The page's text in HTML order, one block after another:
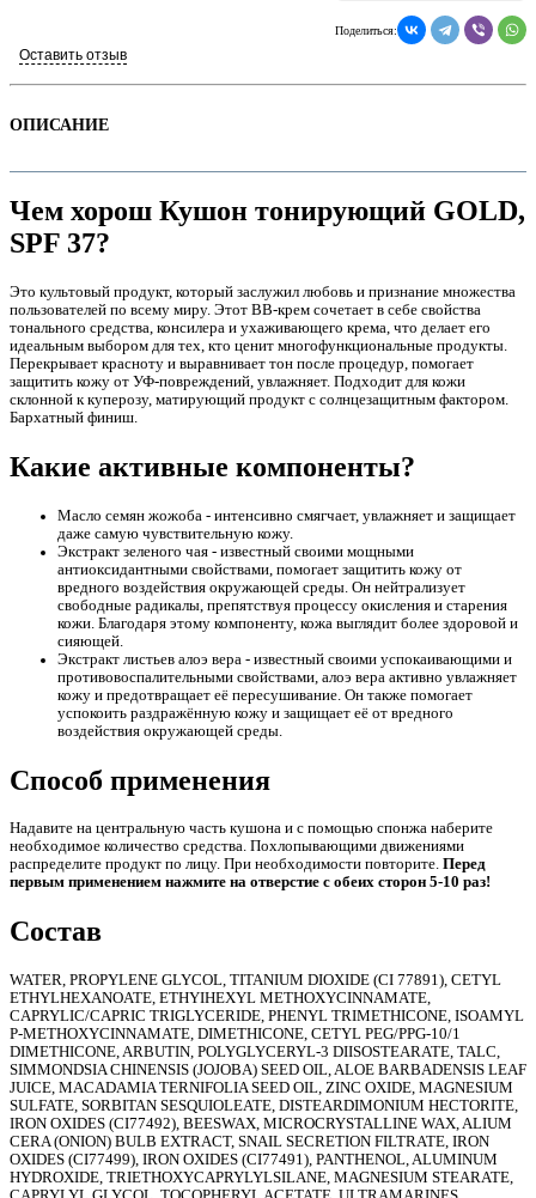
Оставить отзыв
Поделиться:
ОПИСАНИЕ
Чем хорош Кушон тонирующий GOLD,
SPF 37?
Это культовый продукт, который заслужил любовь и признание множества
пользователей по всему миру. Этот BB-крем сочетает в себе свойства
тонального средства, консилера и ухаживающего крема, что делает его
идеальным выбором для тех, кто ценит многофункциональные продукты.
Перекрывает красноту и выравнивает тон после процедур, помогает
защитить кожу от УФ-повреждений, увлажняет. Подходит для кожи
склонной к куперозу, матирующий продукт с солнцезащитным фактором.
Бархатный финиш.
Какие активные компоненты?
Масло семян жожоба - интенсивно смягчает, увлажняет и защищает
даже самую чувствительную кожу.
Экстракт зеленого чая - известный своими мощными
антиоксидантными свойствами, помогает защитить кожу от
вредного воздействия окружающей среды. Он нейтрализует
свободные радикалы, препятствуя процессу окисления и старения
кожи. Благодаря этому компоненту, кожа выглядит более здоровой и
сияющей.
Экстракт листьев алоэ вера - известный своими успокаивающими и
противовоспалительными свойствами, алоэ вера активно увлажняет
кожу и предотвращает её пересушивание. Он также помогает
успокоить раздражённую кожу и защищает её от вредного
воздействия окружающей среды.
Способ применения
Надавите на центральную часть кушона и с помощью спонжа наберите
необходимое количество средства. Похлопывающими движениями
распределите продукт по лицу. При необходимости повторите. Перед
первым применением нажмите на отверстие с обеих сторон 5-10 раз!
Состав
WATER, PROPYLENE GLYCOL, TITANIUM DIOXIDE (CI 77891), CETYL
ETHYLHEXANOATE, ETHYIHEXYL METHOXYCINNAMATE,
CAPRYLIC/CAPRIC TRIGLYCERIDE, PHENYL TRIMETHICONE, ISOAMYL
P-METHOXYCINNAMATE, DIMETHICONE, CETYL PEG/PPG-10/1
DIMETHICONE, ARBUTIN, POLYGLYCERYL-3 DIISOSTEARATE, TALC,
SIMMONDSIA CHINENSIS (JOJOBA) SEED OIL, ALOE BARBADENSIS LEAF
JUICE, MACADAMIA TERNIFOLIA SEED OIL, ZINC OXIDE, MAGNESIUM
SULFATE, SORBITAN SESQUIOLEATE, DISTEARDIMONIUM HECTORITE,
IRON OXIDES (CI77492), BEESWAX, MICROCRYSTALLINE WAX, ALIUM
CERA (ONION) BULB EXTRACT, SNAIL SECRETION FILTRATE, IRON
OXIDES (CI77499), IRON OXIDES (CI77491), PANTHENOL, ALUMINUM
HYDROXIDE, TRIETHOXYCAPRYLYLSILANE, MAGNESIUM STEARATE,